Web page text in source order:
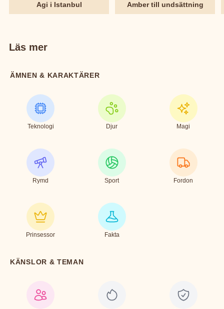
Agi i Istanbul Amber till undsättning
Läs mer
ÄMNEN & KARAKTÄRER
Teknologi Djur Magi
Rymd Sport Fordon
Prinsessor Fakta
KÄNSLOR & TEMAN